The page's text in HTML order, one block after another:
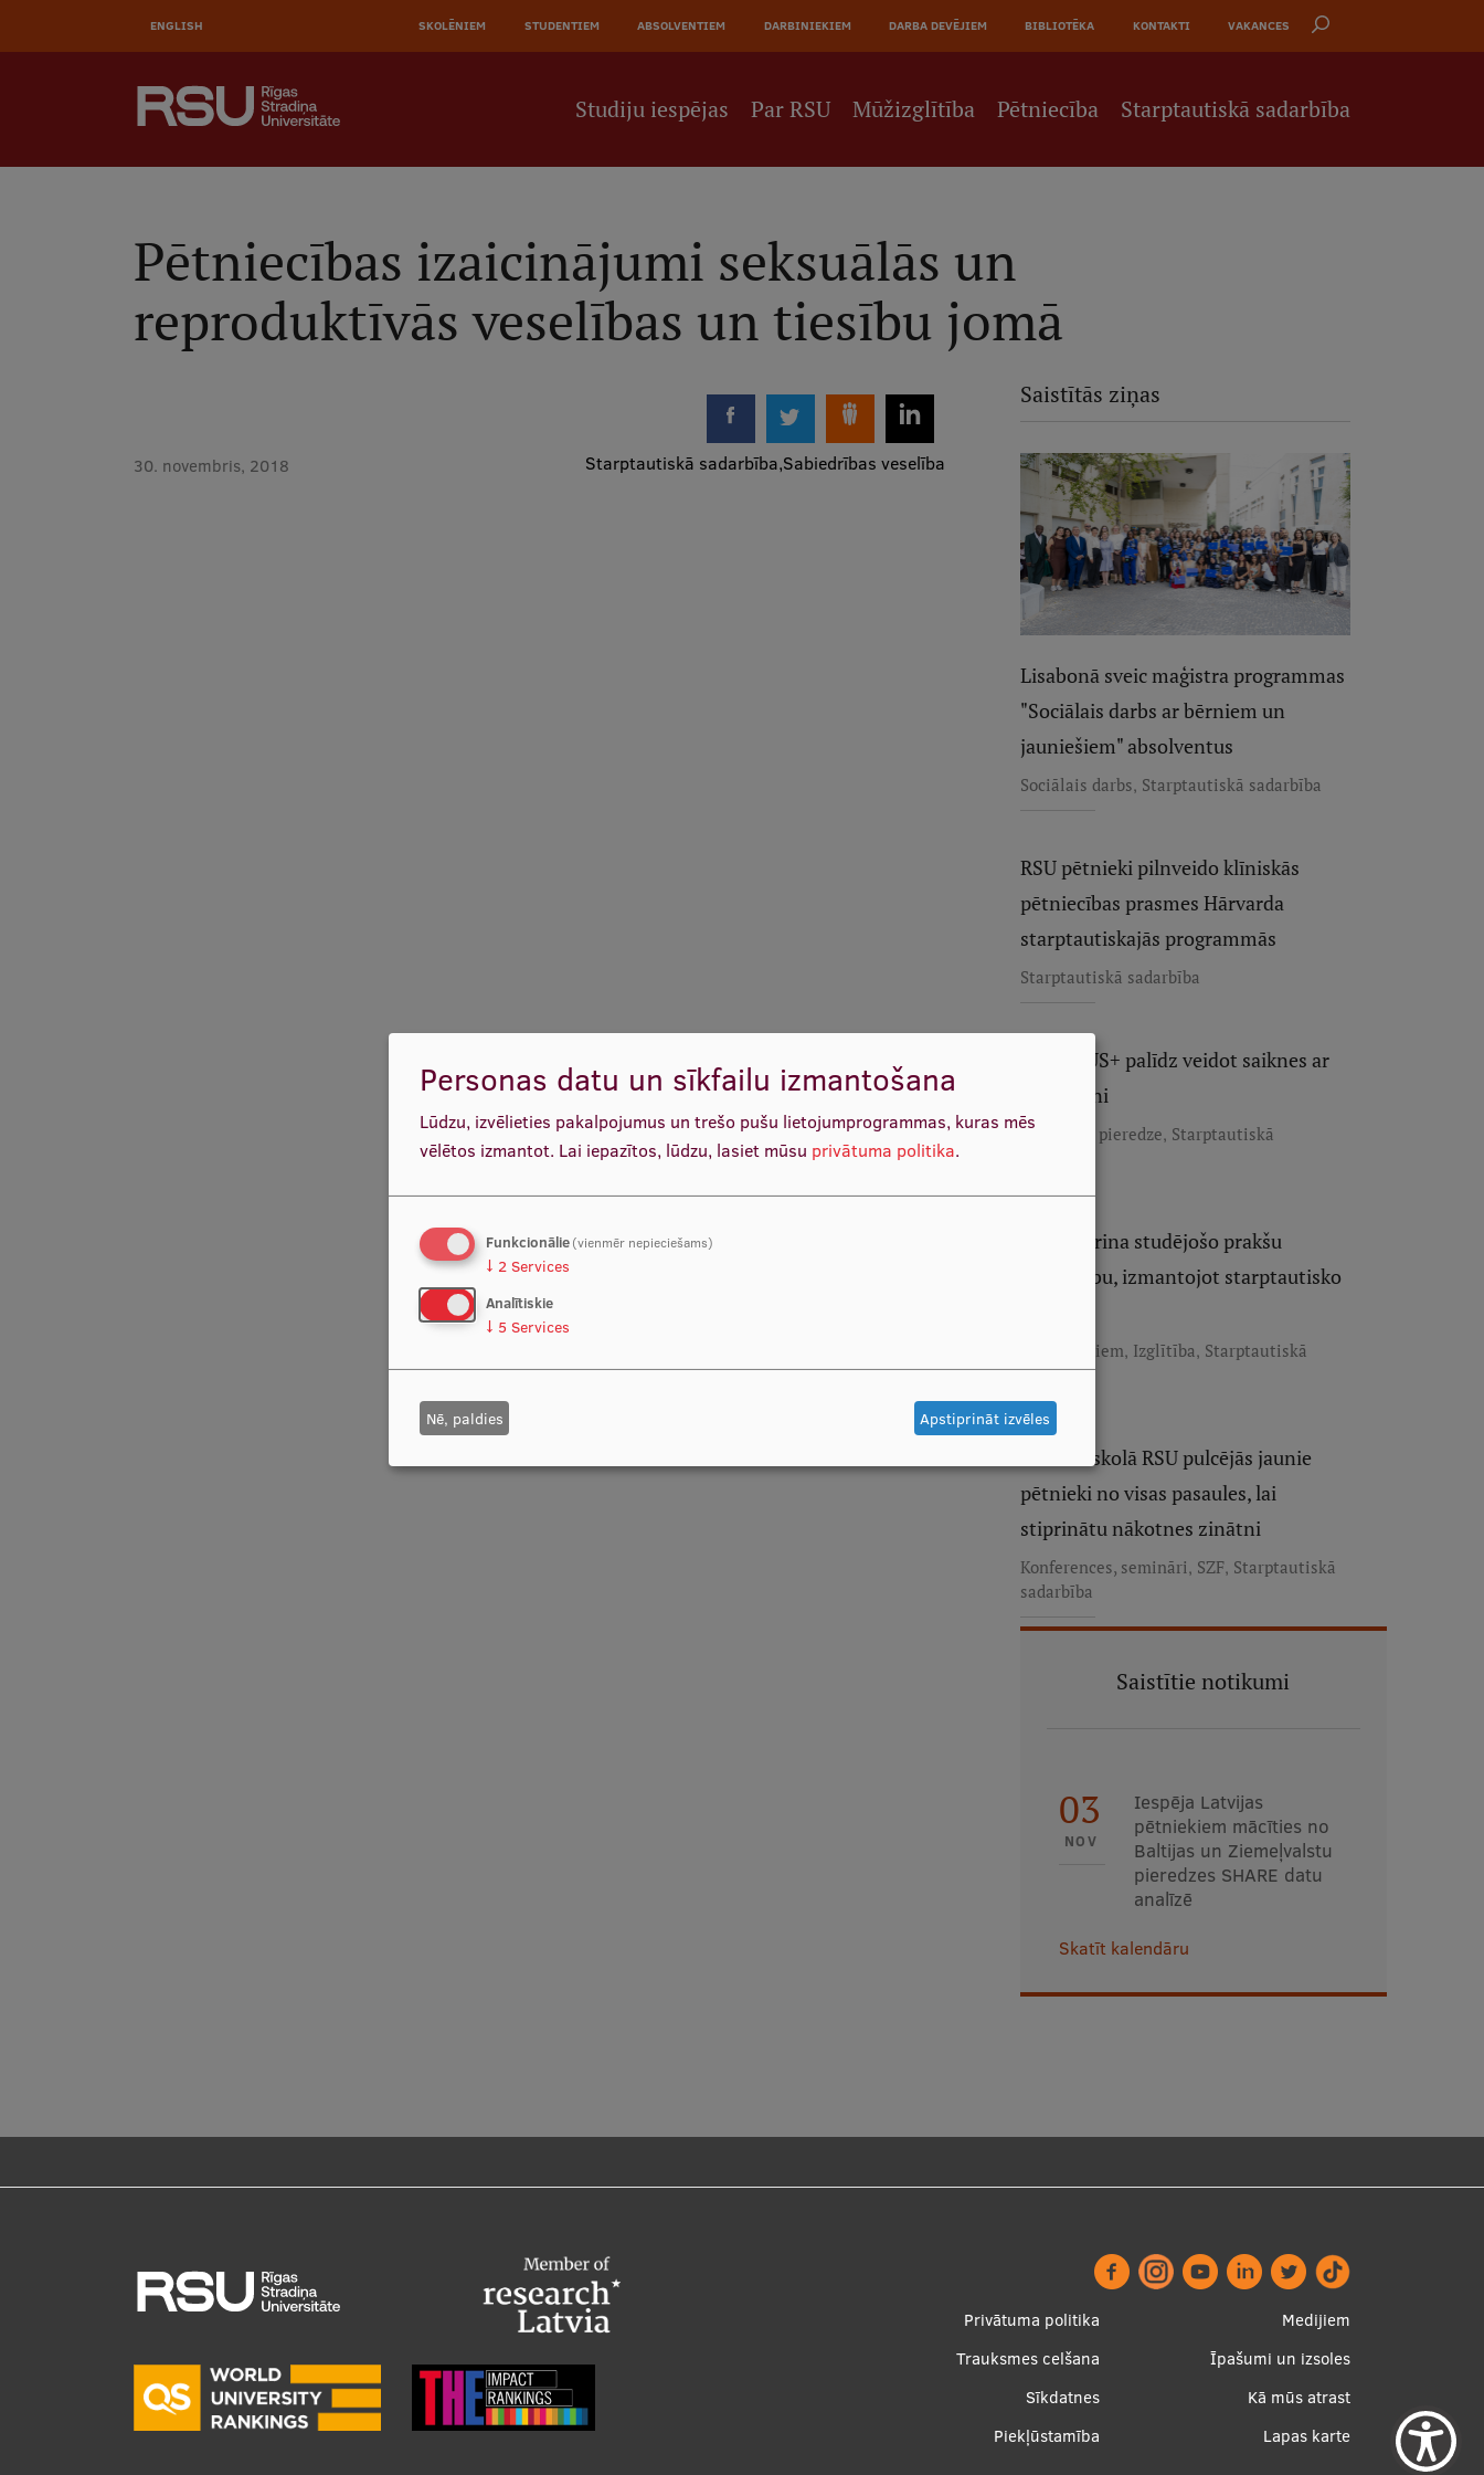
ENGLISH AUGŠĒJĀ
IZVĒLNE
SKOLĒNIEM STUDENTIEM ABSOLVENTIEM DARBINIEKIEM DARBA DEVĒJIEM BIBLIOTĒKA KONTAKTI VAKANCES
Studiju iespējas Par RSU Mūžizglītība Pētniecība Starptautiskā sadarbība
Pētniecības izaicinājumi seksuālās un
reproduktīvās veselības un tiesību jomā
30. novembris, 2018 Starptautiskā sadarbība Sabiedrības veselība
Saistītās ziņas
Lisabonā sveic maģistra programmas
"Sociālais darbs ar bērniem un
jauniešiem" absolventus
Sociālais darbs, Starptautiskā sadarbība
RSU pētnieki pilnveido klīniskās
pētniecības prasmes Hārvarda
starptautiskajās programmās
Starptautiskā sadarbība
ERASMUS+ palīdz veidot saiknes ar
Melnkalni
Erasmus+ pieredze, Starptautiskā
RSU stiprina studējošo prakšu
pārvaldību, izmantojot starptautisko
Darbiniekiem, Izglītība, Starptautiskā
sadarbība
Vasaras skolā RSU pulcējās jaunie
pētnieki no visas pasaules, lai
stiprinātu nākotnes zinātni
Konferences, semināri, SZF, Starptautiskā
sadarbība
Saistītie notikumi
03
NOV
Iespēja Latvijas
pētniekiem mācīties no
Baltijas un Ziemeļvalstu
pieredzes SHARE datu
analīzē
Skatīt kalendāru
Footer
menu
Privātuma politika
Trauksmes celšana
Sīkdatnes
Piekļūstamība
Apakšējā
izvēlne2
Medijiem
Īpašumi un izsoles
Kā mūs atrast
Lapas karte
Personas datu un sīkfailu izmantošana
Lūdzu, izvēlieties pakalpojumus un trešo pušu lietojumprogrammas, kuras mēs
vēlētos izmantot. Lai iepazītos, lūdzu, lasiet mūsu privātuma politika.
Funkcionālie(vienmēr nepieciešams)
↓ 2 Services
Analītiskie
↓ 5 Services
Nē, paldies Apstiprināt izvēles